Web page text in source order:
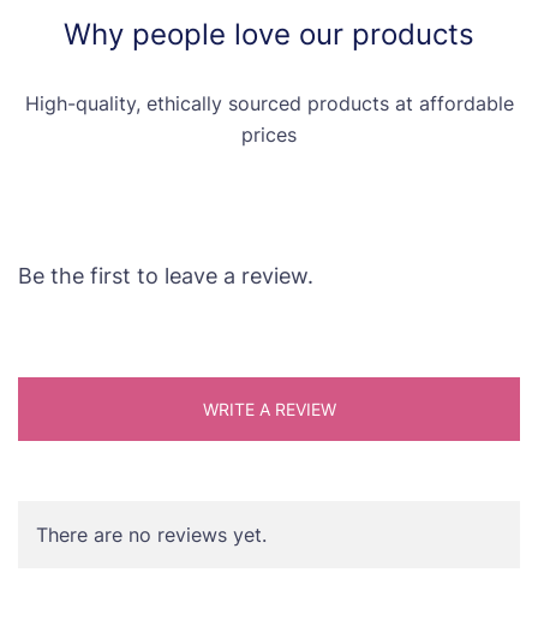
Why people love our products
High-quality, ethically sourced products at affordable
prices
Be the first to leave a review.
WRITE A REVIEW
There are no reviews yet.